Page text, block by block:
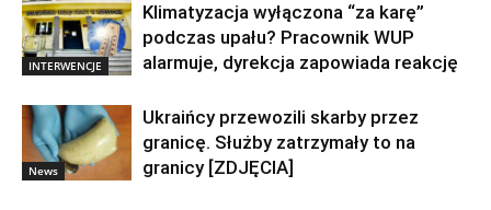
INTERWENCJE
Klimatyzacja wyłączona “za karę”
podczas upału? Pracownik WUP
alarmuje, dyrekcja zapowiada reakcję
News
Ukraińcy przewozili skarby przez
granicę. Służby zatrzymały to na
granicy [ZDJĘCIA]